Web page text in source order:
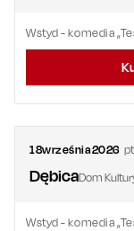
Wstyd - komedia
18września2026
DębicaDom
Wstyd - komedia